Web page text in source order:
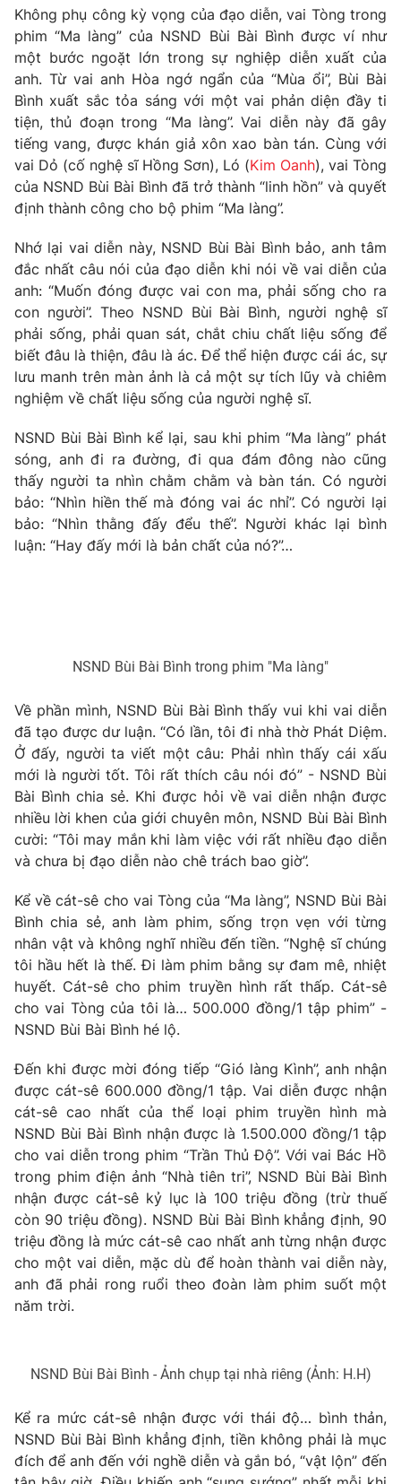
VTV Money VTV Thể thao
VTV Sức khoẻ Bất động sản
Thị trường 24h Tấm lòng Việt
VTV4 Vươn mình bằng AI
VTV9 VTV8
Liên hệ tòa soạn English
THỜI BÁO VTV
Cơ quan chủ quản:
Đài Truyền hình Việt Nam
Cơ quan báo chí:
Thời báo VTV
Giấy phép hoạt động báo in và báo điện tử số 483/GP-BTTTT
cấp ngày 29/12/2023
Liên hệ quảng cáo:024-7300.7108
® Cấm sao chép dưới mọi hình thức nếu không có sự chấp
thuận bằng văn bản. Ghi rõ nguồn VTV.vn khi phát hành lại
thông tin từ website này.
Không phụ công kỳ vọng của đạo diễn, vai Tòng trong
phim “Ma làng” của NSND Bùi Bài Bình được ví như
một bước ngoặt lớn trong sự nghiệp diễn xuất của
anh. Từ vai anh Hòa ngớ ngẩn của “Mùa ổi”, Bùi Bài
Bình xuất sắc tỏa sáng với một vai phản diện đầy ti
tiện, thủ đoạn trong “Ma làng”. Vai diễn này đã gây
tiếng vang, được khán giả xôn xao bàn tán. Cùng với
vai Dỏ (cố nghệ sĩ Hồng Sơn), Ló (Kim Oanh), vai Tòng
của NSND Bùi Bài Bình đã trở thành “linh hồn” và quyết
định thành công cho bộ phim “Ma làng”.
Nhớ lại vai diễn này, NSND Bùi Bài Bình bảo, anh tâm
đắc nhất câu nói của đạo diễn khi nói về vai diễn của
anh: “Muốn đóng được vai con ma, phải sống cho ra
con người”. Theo NSND Bùi Bài Bình, người nghệ sĩ
phải sống, phải quan sát, chắt chiu chất liệu sống để
biết đâu là thiện, đâu là ác. Để thể hiện được cái ác, sự
lưu manh trên màn ảnh là cả một sự tích lũy và chiêm
nghiệm về chất liệu sống của người nghệ sĩ.
NSND Bùi Bài Bình kể lại, sau khi phim “Ma làng” phát
sóng, anh đi ra đường, đi qua đám đông nào cũng
thấy người ta nhìn chằm chằm và bàn tán. Có người
bảo: “Nhìn hiền thế mà đóng vai ác nhỉ”. Có người lại
bảo: “Nhìn thằng đấy đểu thế”. Người khác lại bình
luận: “Hay đấy mới là bản chất của nó?”…
NSND Bùi Bài Bình trong phim "Ma làng"
Về phần mình, NSND Bùi Bài Bình thấy vui khi vai diễn
đã tạo được dư luận. “Có lần, tôi đi nhà thờ Phát Diệm.
Ở đấy, người ta viết một câu: Phải nhìn thấy cái xấu
mới là người tốt. Tôi rất thích câu nói đó” - NSND Bùi
Bài Bình chia sẻ. Khi được hỏi về vai diễn nhận được
nhiều lời khen của giới chuyên môn, NSND Bùi Bài Bình
cười: “Tôi may mắn khi làm việc với rất nhiều đạo diễn
và chưa bị đạo diễn nào chê trách bao giờ”.
Kể về cát-sê cho vai Tòng của “Ma làng”, NSND Bùi Bài
Bình chia sẻ, anh làm phim, sống trọn vẹn với từng
nhân vật và không nghĩ nhiều đến tiền. “Nghệ sĩ chúng
tôi hầu hết là thế. Đi làm phim bằng sự đam mê, nhiệt
huyết. Cát-sê cho phim truyền hình rất thấp. Cát-sê
cho vai Tòng của tôi là… 500.000 đồng/1 tập phim” -
NSND Bùi Bài Bình hé lộ.
Đến khi được mời đóng tiếp “Gió làng Kình”, anh nhận
được cát-sê 600.000 đồng/1 tập. Vai diễn được nhận
cát-sê cao nhất của thể loại phim truyền hình mà
NSND Bùi Bài Bình nhận được là 1.500.000 đồng/1 tập
cho vai diễn trong phim “Trần Thủ Độ”. Với vai Bác Hồ
trong phim điện ảnh “Nhà tiên tri”, NSND Bùi Bài Bình
nhận được cát-sê kỷ lục là 100 triệu đồng (trừ thuế
còn 90 triệu đồng). NSND Bùi Bài Bình khẳng định, 90
triệu đồng là mức cát-sê cao nhất anh từng nhận được
cho một vai diễn, mặc dù để hoàn thành vai diễn này,
anh đã phải rong ruổi theo đoàn làm phim suốt một
năm trời.
NSND Bùi Bài Bình - Ảnh chụp tại nhà riêng (Ảnh: H.H)
Kể ra mức cát-sê nhận được với thái độ… bình thản,
NSND Bùi Bài Bình khẳng định, tiền không phải là mục
đích để anh đến với nghề diễn và gắn bó, “vật lộn” đến